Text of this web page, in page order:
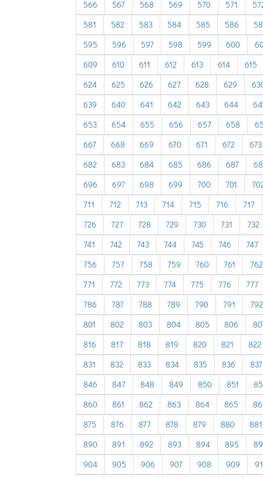
566
567 568 569 570 571
581
582 583 584 585 586
595
596 597 598 599 600
609
610 611 612 613 614
615
624
625 626 627 628 629
639
640 641 642 643 644
653
654 655 656 657 658
667
668 669 670 671 672
673
682
683 684 685 686 687
696
697 698 699 700 701
711
712 713 714 715 716
717
726
727 728 729 730 731
732
741
742 743 744 745 746
747
756
757 758 759 760 761
762
771
772 773 774 775 776
777
786
787 788 789 790 791
792
801
802 803 804 805 806
816
817 818 819 820 821
822
831
832 833 834 835 836
837
846
847 848 849 850 851
860
861 862 863 864 865
875
876 877 878 879 880
881
890
891 892 893 894 895
904
905 906 907 908 909